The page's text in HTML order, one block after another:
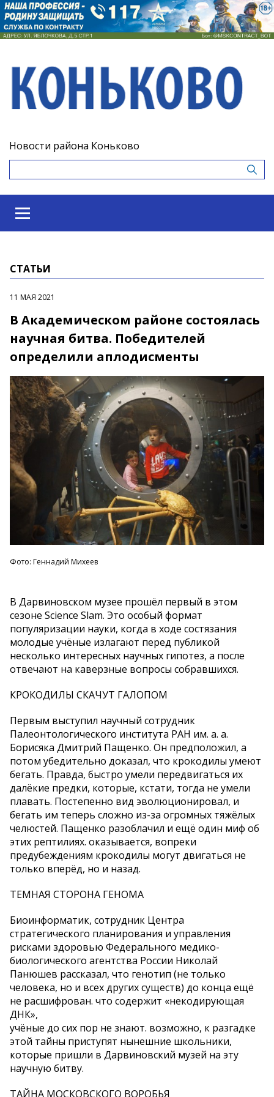
Новости района Коньково
СТАТЬИ
11 МАЯ 2021
В Академическом районе состоялась
научная битва. Победителей
определили аплодисменты
Фото: Геннадий Михеев
В Дарвиновском музее прошёл первый в этом
сезоне Science Slam. Это особый формат
популяризации науки, когда в ходе состязания
молодые учёные излагают перед публикой
несколько интересных научных гипотез, а после
отвечают на каверзные вопросы собравшихся.
КРОКОДИЛЫ СКАЧУТ ГАЛОПОМ
Первым выступил научный сотрудник
Палеонтологического института РАН им. а. а.
Борисяка Дмитрий Пащенко. Он предположил, а
потом убедительно доказал, что крокодилы умеют
бегать. Правда, быстро умели передвигаться их
далёкие предки, которые, кстати, тогда не умели
плавать. Постепенно вид эволюционировал, и
бегать им теперь сложно из-за огромных тяжёлых
челюстей. Пащенко разоблачил и ещё один миф об
этих рептилиях. оказывается, вопреки
предубеждениям крокодилы могут двигаться не
только вперёд, но и назад.
ТЕМНАЯ СТОРОНА ГЕНОМА
Биоинформатик, сотрудник Центра
стратегического планирования и управления
рисками здоровью Федерального медико-
биологического агентства России Николай
Панюшев рассказал, что генотип (не только
человека, но и всех других существ) до конца ещё
не расшифрован. что содержит «некодирующая
ДНК»,
учёные до сих пор не знают. возможно, к разгадке
этой тайны приступят нынешние школьники,
которые пришли в Дарвиновский музей на эту
научную битву.
ТАЙНА МОСКОВСКОГО ВОРОБЬЯ